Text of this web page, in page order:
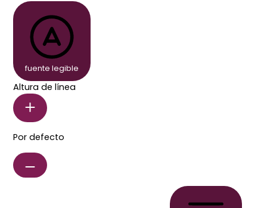
fuente legible
Altura de línea
Por defecto